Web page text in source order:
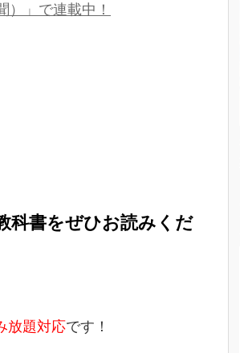
）」で連載中！
科書をぜひお読みくだ
放題対応です！